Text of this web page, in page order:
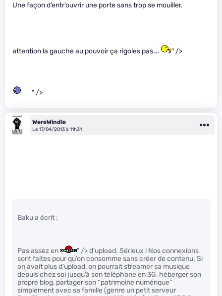
Une façon d’entr’ouvrir une porte sans trop se mouiller.
attention la gauche au pouvoir ça rigoles pas…. " />
" />
WereWindle
Le 17/04/2013 à 11h31
Baku a écrit :
Pas assez en
" /> d’upload. Sérieux ! Nos connexions
sont faites pour qu’on consomme sans créer de contenu. Si
on avait plus d’upload, on pourrait streamer sa musique
depuis chez soi jusqu’à son téléphone en 3G, héberger son
propre blog, partager son “patrimoine numérique”
simplement avec sa famille (genre un petit serveur